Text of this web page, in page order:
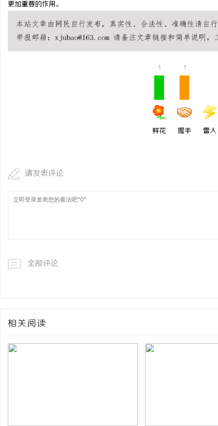
更加重要的作用。
1
鲜花
1
握手 雷人
请发表评论
全部评论
相关阅读
视觉激光打标系列：精